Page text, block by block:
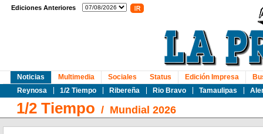
Ediciones Anteriores
Noticias
Reynosa
1/2 Tiempo Ribereña Rio Bravo Tamaulipas
Multimedia Sociales Status Edición Impresa
1/2 Tiempo / Mundial 2026